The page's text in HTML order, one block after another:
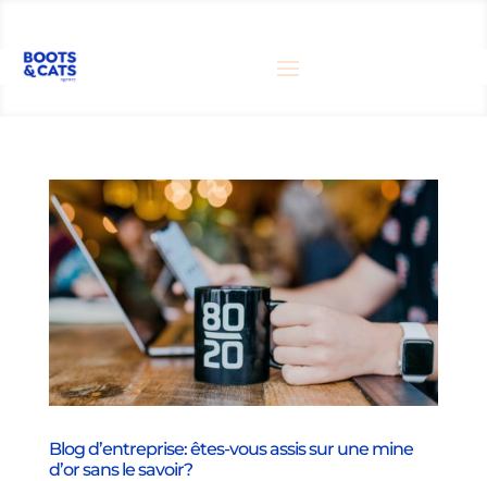
Blog d’entreprise: êtes-vous assis sur une mine
d’or sans le savoir?